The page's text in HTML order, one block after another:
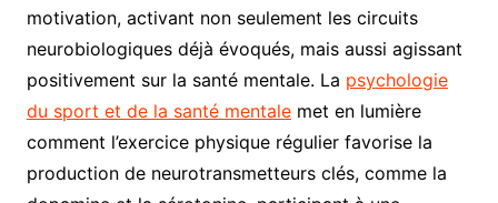
motivation, activant non seulement les circuits
neurobiologiques déjà évoqués, mais aussi agissant
positivement sur la santé mentale. La psychologie
du sport et de la santé mentalemet en lumière
comment l’exercice physique régulier favorise la
production de neurotransmetteurs clés, comme la